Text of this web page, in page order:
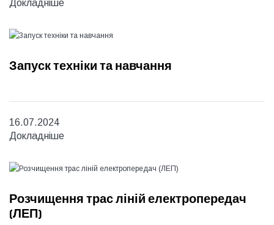
Докладніше
Запуск техніки та навчання
16.07.2024
Докладніше
Розчищення трас ліній електропередач
(ЛЕП)